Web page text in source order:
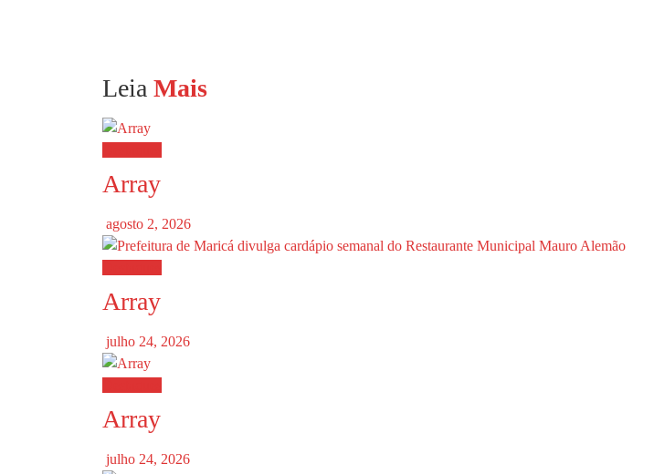
Leia Mais
Array
agosto 2, 2026
Array
julho 24, 2026
Array
julho 24, 2026